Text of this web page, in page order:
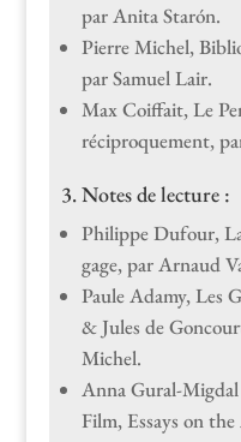
par Ani­ta Starón.
Pierre Michel,
par Samuel Lair.
Max Coif­fait, Le
récipro­que­ment,
3. Notes de lecture :
Philippe Dufour,
gage, par Arnaud
Paule Adamy, Les
& Jules de
Michel.
Anna Gur­al-
Film, Essays on